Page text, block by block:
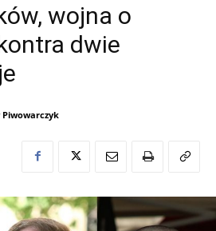
wojna o
dwie
Piwowarczyk